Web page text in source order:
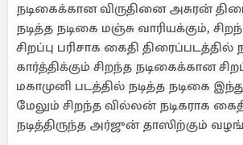
நடிகைக்கான விருதினை அசுரன்
நடித்த நடிகை மஞ்சு வாரியக்கும்,
சிறப்பு பரிசாக கைதி திரைப்படத்தில்
கார்த்திக்கும் சிறந்த நடிகைக்கான
மகாமுனி படத்தில் நடித்த நடிகை
மேலும் சிறந்த வில்லன் நடிகராக
நடித்திருந்த அர்ஜுன் தாஸிற்கும்